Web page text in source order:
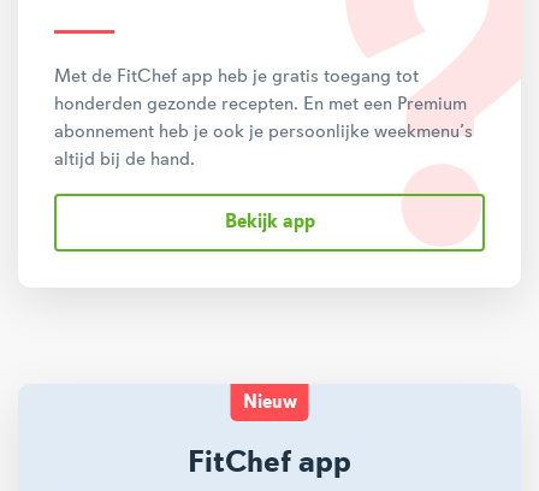
Nieuw
FitChef app
Met de FitChef app heb je gratis toegang tot
honderden gezonde recepten. En met een Premium
abonnement heb je ook je persoonlijke weekmenu’s
altijd bij de hand.
Bekijk app